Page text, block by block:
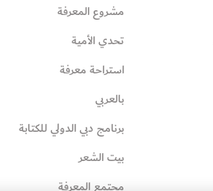
مشروع المعرفة
تحدي الأمية
استراحة معرفة
بالعربي
برنامج دبي الدولي للكتابة
بيت الشعر
مجتمع المعرفة